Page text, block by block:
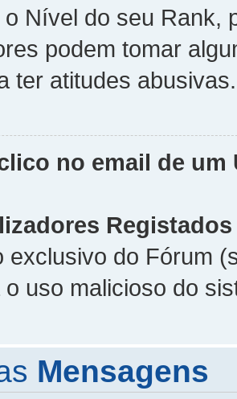
Nível do seu Rank,
podem tomar
ter atitudes abusivas.
no email de um
Registados
exclusivo do Fórum
o uso malicioso do
Mensagens